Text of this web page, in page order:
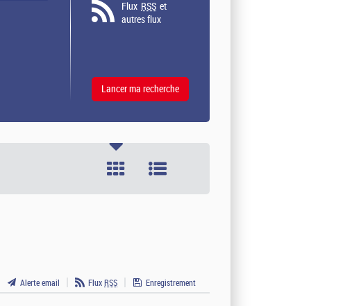
Flux RSS et
autres flux
Alerte email Flux RSS
Enregistrement